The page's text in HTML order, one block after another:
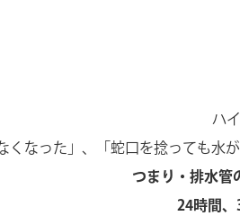
ハ
くなった」、「蛇口を捻っても水
つまり・排水管
24時間